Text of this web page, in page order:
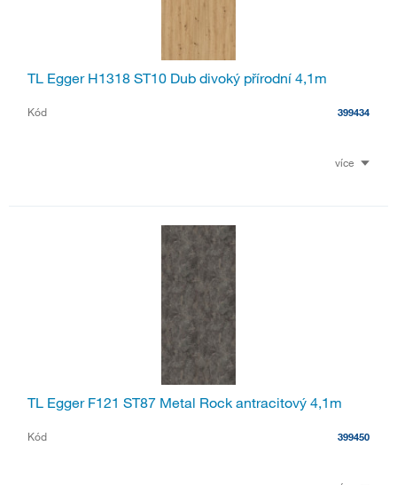
TL Egger H1318 ST10 Dub divoký přírodní 4,1m
Kód 399434
více
TL Egger F121 ST87 Metal Rock antracitový 4,1m
Kód 399450